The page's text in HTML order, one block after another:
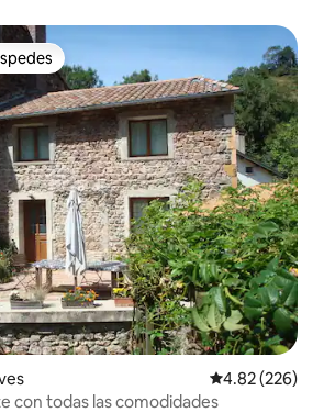
Calificación
4.82 (226)
con todas las comodidades